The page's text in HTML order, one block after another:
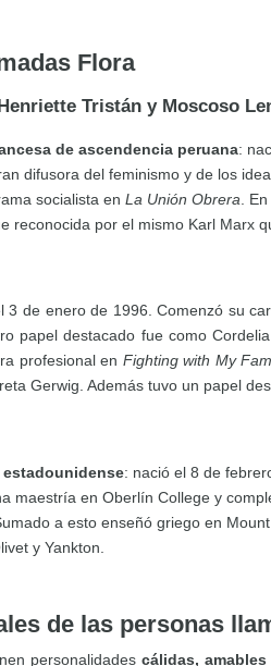
Flora
Tristán y Moscoso
de ascendencia peruana:
difusora del feminismo y de los
socialista en La Unión Obrera .
reconocida por el mismo Karl Marx
3 de enero de 1996. Comenzó su
papel destacado fue como
profesional en Fighting with My
Gerwig. Además tuvo un papel
: nació el 8 de
maestría en Oberlín College y
a esto enseñó griego en
y Yankton.
de las personas
personalidades cálidas,